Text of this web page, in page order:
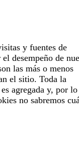
y fuentes de
desempeño de
las más o menos
el sitio. Toda la
agregada y, por lo
no sabremos